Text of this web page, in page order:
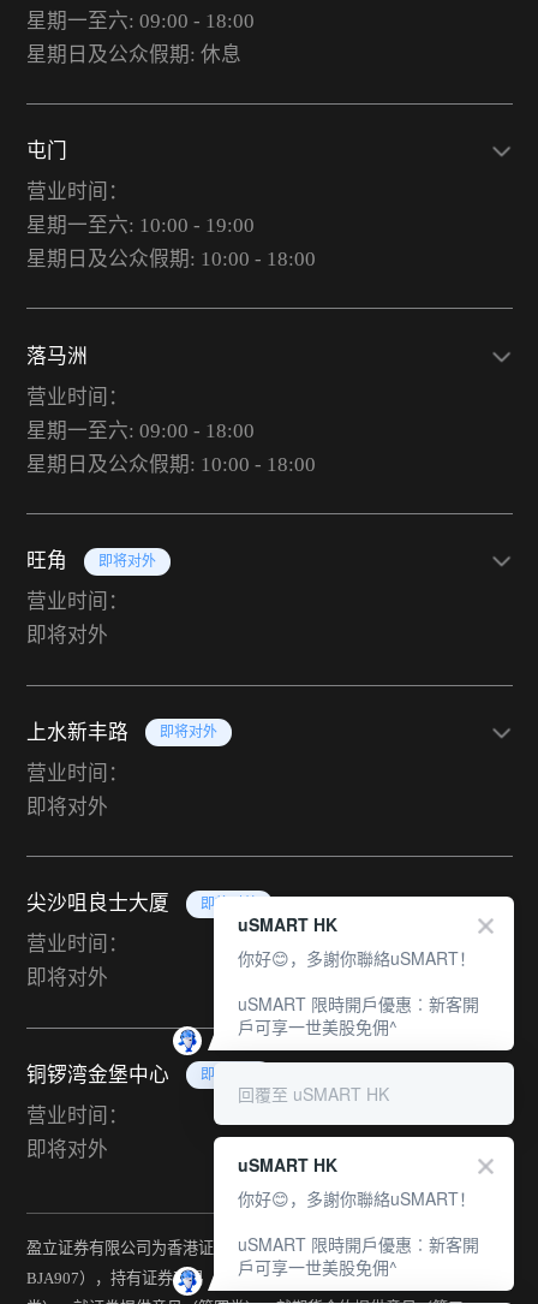
星期一至六: 09:00 - 18:00
星期日及公众假期: 休息
屯门
营业时间：
星期一至六: 10:00 - 19:00
星期日及公众假期: 10:00 - 18:00
落马洲
营业时间：
星期一至六: 09:00 - 18:00
星期日及公众假期: 10:00 - 18:00
旺角 即将对外
营业时间：
即将对外
上水新丰路 即将对外
营业时间：
即将对外
尖沙咀良士大厦 即将对外
营业时间：
即将对外
铜锣湾金堡中心 即将对外
营业时间：
即将对外
盈立证券有限公司为香港证监会持牌法团（中央编号：
BJA907），持有证券交易（第一类）、期货合约交易（第二
uSMART HK
你好😊，多謝你聯絡uSMART！
uSMART 限時開戶優惠︰新客開
戶可享一世美股免佣^
回覆至 uSMART HK
uSMART HK
你好😊，多謝你聯絡uSMART！
uSMART 限時開戶優惠︰新客開
戶可享一世美股免佣^